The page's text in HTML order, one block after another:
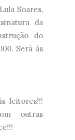
Soares,
da
do
Será às
leitores!!!
outras